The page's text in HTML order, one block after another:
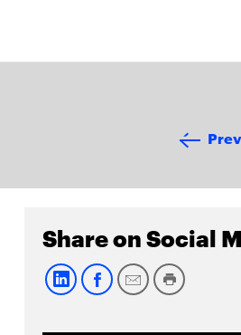
Share on Social